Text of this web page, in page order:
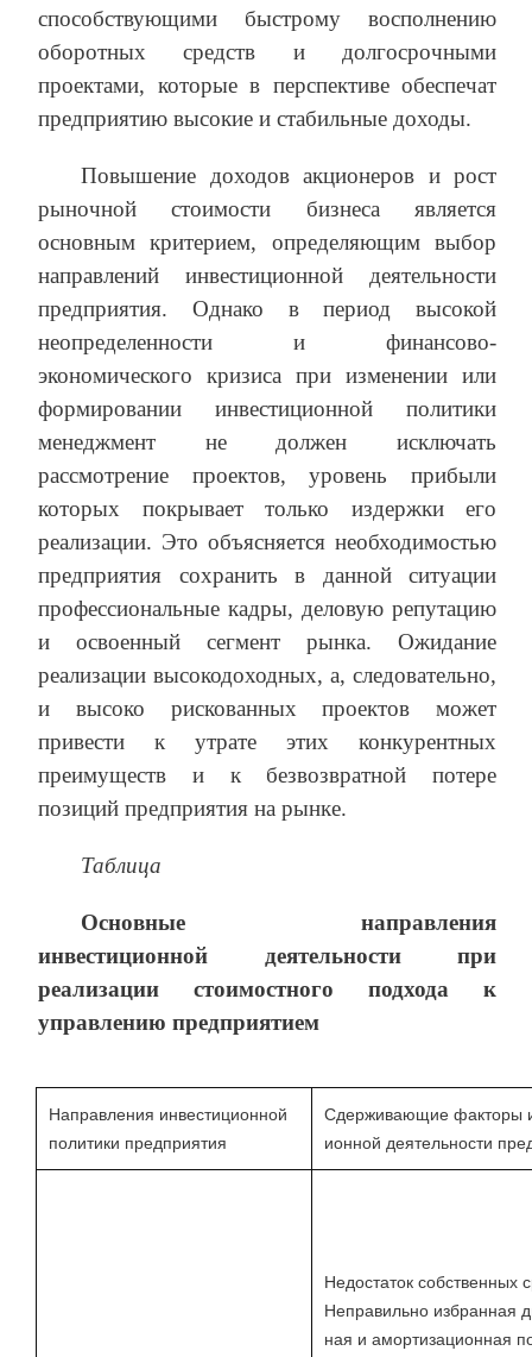
способствующими быстрому восполнению
оборотных средств и долгосрочными
проектами, которые в перспективе обеспечат
предприятию высокие и стабильные доходы.
Повышение доходов акционеров и рост
рыночной стоимости бизнеса является
основным критерием, определяющим выбор
направлений инвестиционной деятельности
предприятия. Однако в период высокой
неопределенности и финансово-
экономического кризиса при изменении или
формировании инвестиционной политики
менеджмент не должен исключать
рассмотрение проектов, уровень прибыли
которых покрывает только издержки его
реализации. Это объясняется необходимостью
предприятия сохранить в данной ситуации
профессиональные кадры, деловую репутацию
и освоенный сегмент рынка. Ожидание
реализации высокодоходных, а, следовательно,
и высоко рискованных проектов может
привести к утрате этих конкурентных
преимуществ и к безвозвратной потере
позиций предприятия на рынке.
Таблица
Основные направления
инвестиционной деятельности при
реализации стоимостного подхода к
управлению предприятием
Направления инвестиционной
политики предприятия
Сдерживающие факторы
ионной деятельности
Недостаток собственных
Неправильно избранная
ная и амортизационная